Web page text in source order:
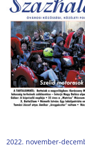
2022. november-